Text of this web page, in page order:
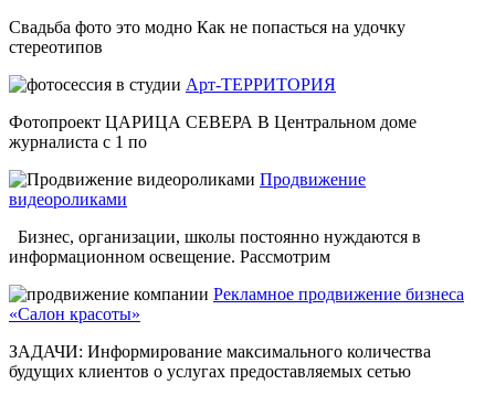
Свадьба фото это модно Как не попасться на удочку
стереотипов
Арт-ТЕРРИТОРИЯ
Фотопроект ЦАРИЦА СЕВЕРА В Центральном доме
журналиста с 1 по
Продвижение
видеороликами
Бизнес, организации, школы постоянно нуждаются в
информационном освещение. Рассмотрим
Рекламное продвижение бизнеса
«Салон красоты»
ЗАДАЧИ: Информирование максимального количества
будущих клиентов о услугах предоставляемых сетью